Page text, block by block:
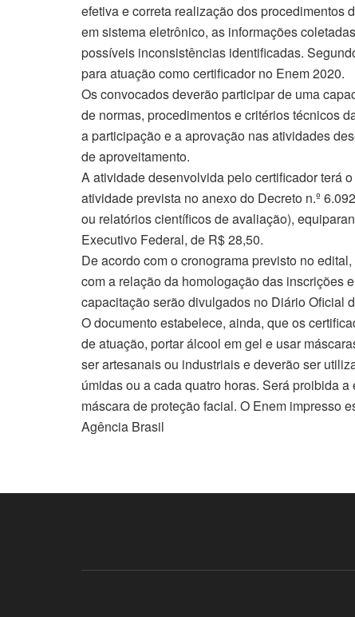
efetiva e correta realização dos procedimentos
em sistema eletrônico, as informações
possíveis inconsistências identificadas.
para atuação como certificador no Enem 2020.
Os convocados deverão participar de uma
de normas, procedimentos e critérios técnicos
a participação e a aprovação nas atividades
de aproveitamento.
A atividade desenvolvida pelo certificador terá
atividade prevista no anexo do Decreto n.º
ou relatórios científicos de avaliação),
Executivo Federal, de R$ 28,50.
De acordo com o cronograma previsto no
com a relação da homologação das inscrições
capacitação serão divulgados no Diário Oficial
O documento estabelece, ainda, que os
de atuação, portar álcool em gel e usar
ser artesanais ou industriais e deverão ser
úmidas ou a cada quatro horas. Será proibida
máscara de proteção facial. O Enem impresso
Agência Brasil